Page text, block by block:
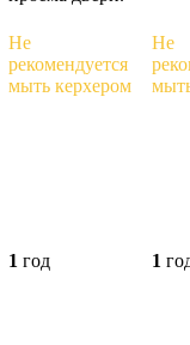
Не
рекомендуется
мыть керхером
Не
1 год 1